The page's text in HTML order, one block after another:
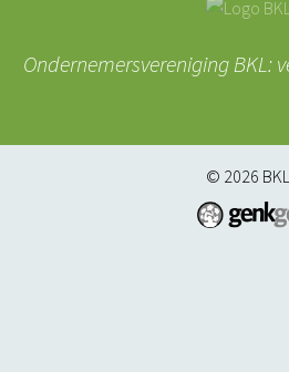
Ondernemersvereniging BKL:
© 2026 BKL